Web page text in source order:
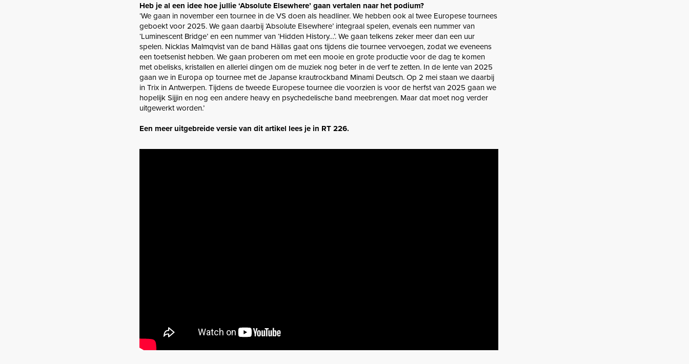
Heb je al een idee hoe jullie ‘Absolute Elsewhere’ gaan vertalen naar het podium?
‘We gaan in november een tournee in de VS doen als headliner. We hebben ook al twee Europese tournees
geboekt voor 2025. We gaan daarbij ‘Absolute Elsewhere’ integraal spelen, evenals een nummer van
‘Luminescent Bridge’ en een nummer van ‘Hidden History…’. We gaan telkens zeker meer dan een uur
spelen. Nicklas Malmqvist van de band Hällas gaat ons tijdens die tournee vervoegen, zodat we eveneens
een toetsenist hebben. We gaan proberen om met een mooie en grote productie voor de dag te komen
met obelisks, kristallen en allerlei dingen om de muziek nog beter in de verf te zetten. In de lente van 2025
gaan we in Europa op tournee met de Japanse krautrockband Minami Deutsch. Op 2 mei staan we daarbij
in Trix in Antwerpen. Tijdens de tweede Europese tournee die voorzien is voor de herfst van 2025 gaan we
hopelijk Sijjin en nog een andere heavy en psychedelische band meebrengen. Maar dat moet nog verder
uitgewerkt worden.’
Een meer uitgebreide versie van dit artikel lees je in RT 226.